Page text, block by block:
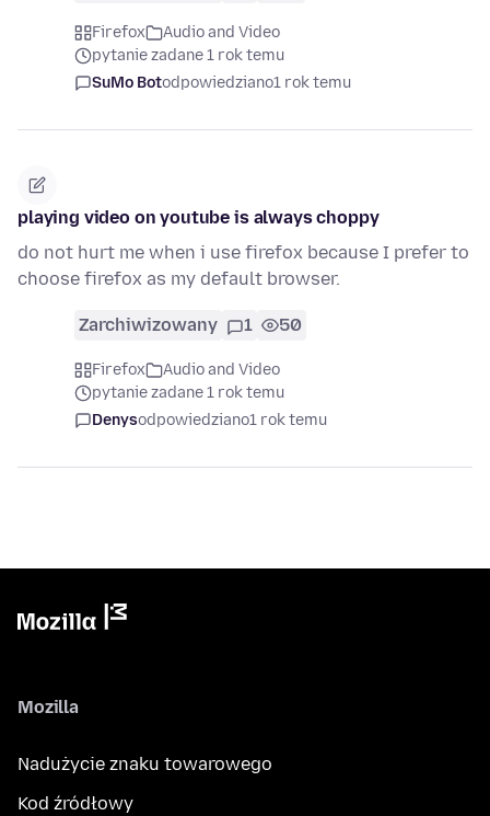
Firefox
Audio and Video
pytanie zadane 1 rok temu
SuMo Botodpowiedziano1 rok temu
playing video on youtube is always choppy
do not hurt me when i use firefox because I prefer to
choose firefox as my default browser.
Zarchiwizowany 1 50
Firefox
Audio and Video
pytanie zadane 1 rok temu
Denysodpowiedziano1 rok temu
Mozilla
Nadużycie znaku towarowego
Kod źródłowy